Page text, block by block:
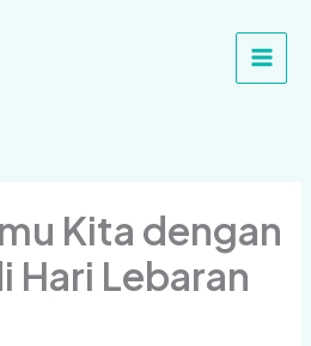
Kita dengan
Hari Lebaran